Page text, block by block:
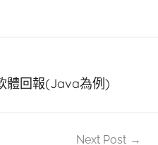
體回報(Java為例)
Next Post